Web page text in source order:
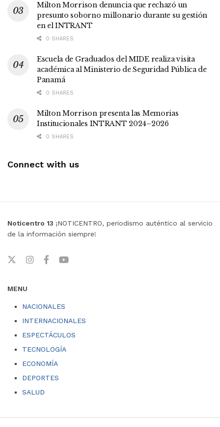
Milton Morrison denuncia que rechazó un
presunto soborno millonario durante su gestión
en el INTRANT
0 SHARES
Escuela de Graduados del MIDE realiza visita
académica al Ministerio de Seguridad Pública de
Panamá
0 SHARES
Milton Morrison presenta las Memorias
Institucionales INTRANT 2024–2026
0 SHARES
Connect with us
Noticentro 13 ¡NOTICENTRO, periodismo auténtico al servicio
de la información siempre!
MENU
NACIONALES
INTERNACIONALES
ESPECTÁCULOS
TECNOLOGÍA
ECONOMÍA
DEPORTES
SALUD